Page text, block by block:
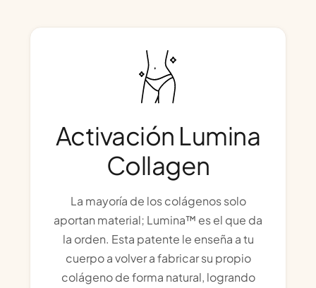
Activación Lumina
Collagen
La mayoría de los colágenos solo
aportan material; Lumina™ es el que da
la orden. Esta patente le enseña a tu
cuerpo a volver a fabricar su propio
colágeno de forma natural, logrando